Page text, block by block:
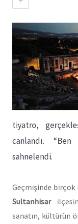
tiyatro,
canlandı.
sahnelendi.
Geçmişinde birçok
Sultanhisar
sanatın, kültürün